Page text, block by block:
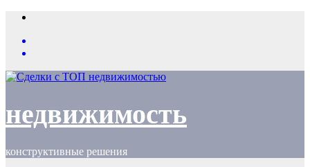
Перейти
содержимому
недвижимость
конструктивные решения